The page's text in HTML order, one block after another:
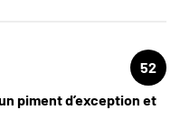
52
piment d’exception et